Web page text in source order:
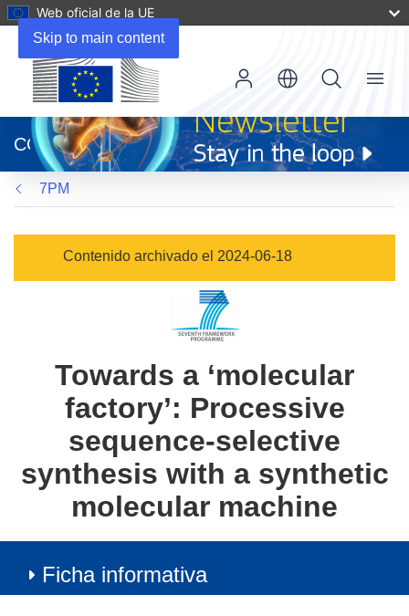
Skip to main content
Web oficial de la UE
abrirá
en
una
nueva
ventana)
CORDIS
Menu
7PM
Contenido archivado el 2024-06-18
Towards a ‘molecular
factory’: Processive
sequence-selective
synthesis with a synthetic
molecular machine
Ficha informativa